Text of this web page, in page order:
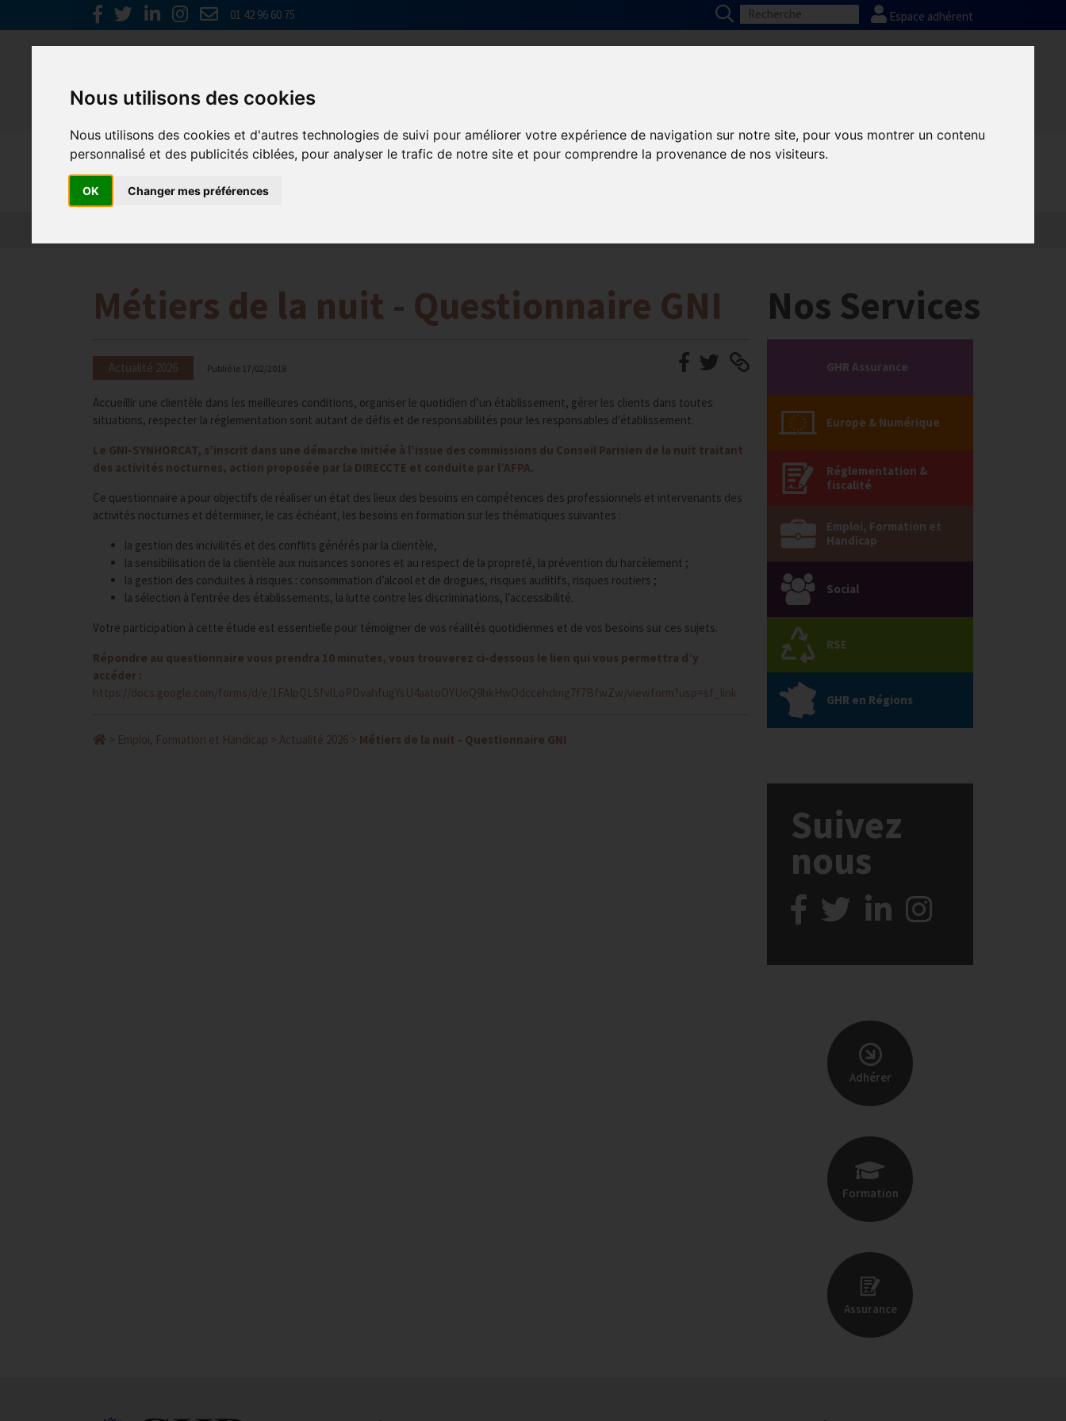
Nous utilisons des cookies
Nous utilisons des cookies et d'autres technologies de suivi pour améliorer votre expérience de navigation sur notre site, pour vous montrer un contenu
personnalisé et des publicités ciblées, pour analyser le trafic de notre site et pour comprendre la provenance de nos visiteurs.
OK Changer mes préférences
01 42 96 60 75 Espace adhérent
Emploi, Formation et Handicap
Métiers de la nuit - Questionnaire GNI
Actualité 2026 Publié le 17/02/2018
Accueillir une clientèle dans les meilleures conditions, organiser le quotidien d’un établissement, gérer les clients dans toutes
situations, respecter la réglementation sont autant de défis et de responsabilités pour les responsables d’établissement.
Le GNI-SYNHORCAT, s’inscrit dans une démarche initiée à l’issue des commissions du Conseil Parisien de la nuit traitant
des activités nocturnes, action proposée par la DIRECCTE et conduite par l’AFPA.
Ce questionnaire a pour objectifs de réaliser un état des lieux des besoins en compétences des professionnels et intervenants des
activités nocturnes et déterminer, le cas échéant, les besoins en formation sur les thématiques suivantes :
la gestion des incivilités et des conflits générés par la clientèle,
la sensibilisation de la clientèle aux nuisances sonores et au respect de la propreté, la prévention du harcèlement ;
la gestion des conduites à risques : consommation d’alcool et de drogues, risques auditifs, risques routiers ;
la sélection à l’entrée des établissements, la lutte contre les discriminations, l’accessibilité.
Votre participation à cette étude est essentielle pour témoigner de vos réalités quotidiennes et de vos besoins sur ces sujets.
Répondre au questionnaire vous prendra 10 minutes, vous trouverez ci-dessous le lien qui vous permettra d’y
accéder :
https://docs.google.com/forms/d/e/1FAIpQLSfvlLoPDvahfugYsU4aatoOYUoQ9hkHwOdccehdmg7f7BfwZw/viewform?usp=sf_link
> Emploi, Formation et Handicap > Actualité 2026 > Métiers de la nuit - Questionnaire GNI
Nos Services
GHR Assurance
Europe & Numérique
Réglementation &
fiscalité
Emploi, Formation et
Handicap
Social
RSE
GHR en Régions
Suivez
nous
Adhérer
Formation
Assurance